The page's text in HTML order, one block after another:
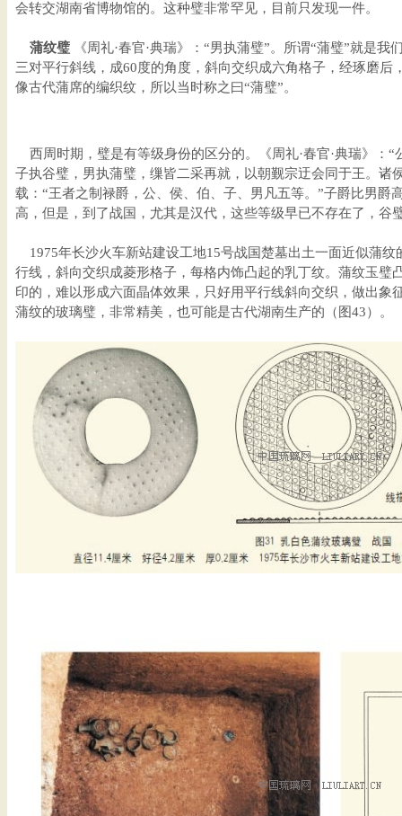
会转交湖南省博物馆的。这种璧非常罕见，目前只发现一件。
蒲纹璧 《周礼·春官·典瑞》：“男执蒲璧”。所谓“蒲璧”就是
三对平行斜线，成60度的角度，斜向交织成六角格子，经琢磨后
像古代蒲席的编织纹，所以当时称之曰“蒲璧”。
西周时期，璧是有等级身份的区分的。《周礼·春官·典瑞》：
子执谷璧，男执蒲璧，缫皆二采再就，以朝觐宗迂会同于王。诸
载：“王者之制禄爵，公、侯、伯、子、男凡五等。”子爵比男爵
高，但是，到了战国，尤其是汉代，这些等级早已不存在了，谷
1975年长沙火车新站建设工地15号战国楚墓出土一面近似蒲纹
行线，斜向交织成菱形格子，每格内饰凸起的乳丁纹。蒲纹玉璧
印的，难以形成六面晶体效果，只好用平行线斜向交织，做出象
蒲纹的玻璃璧，非常精美，也可能是古代湖南生产的（图43）。